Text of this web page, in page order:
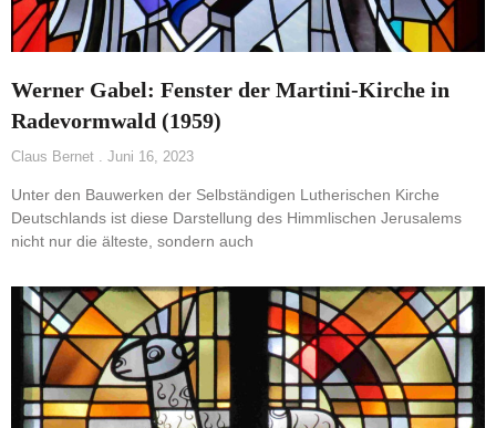
Werner Gabel: Fenster der Martini-Kirche in
Radevormwald (1959)
Claus Bernet Juni 16, 2023
Unter den Bauwerken der Selbständigen Lutherischen Kirche
Deutschlands ist diese Darstellung des Himmlischen Jerusalems
nicht nur die älteste, sondern auch